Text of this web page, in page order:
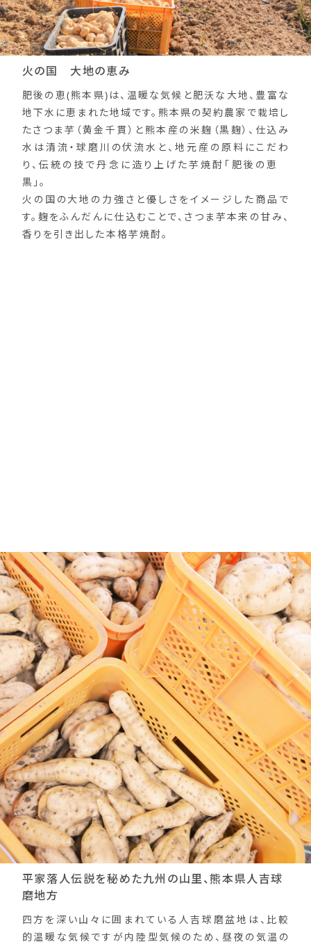
火の国 大地の恵み
肥後の恵(熊本県)は、温暖な気候と肥沃な大地、豊富な
地下水に恵まれた地域です。熊本県の契約農家で栽培し
たさつま芋（黄金千貫）と熊本産の米麹（黒麹）、仕込み
水は清流・球磨川の伏流水と、地元産の原料にこだわ
り、伝統の技で丹念に造り上げた芋焼酎「肥後の恵
黒」。
火の国の大地の力強さと優しさをイメージした商品で
す。麹をふんだんに仕込むことで、さつま芋本来の甘み、
香りを引き出した本格芋焼酎。
平家落人伝説を秘めた九州の山里、熊本県人吉球
磨地方
四方を深い山々に囲まれている人吉球磨盆地は、比較
的温暖な気候ですが内陸型気候のため、昼夜の気温の